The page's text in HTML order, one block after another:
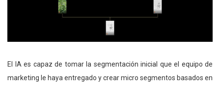
El IA es capaz de tomar la segmentación inicial que el equipo de
marketing le haya entregado y crear micro segmentos basados en